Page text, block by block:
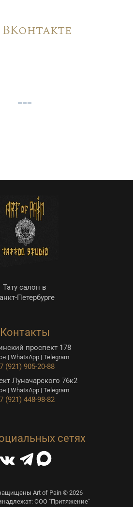
Тату салон в
Петербурге
Контакты
проспект 178
| WhatsApp | Telegram
(921) 905-20-88
Луначарского 76к2
| WhatsApp | Telegram
(921) 448-98-82
сетях
Art of Pain © 2026
ООО "Притяжение"